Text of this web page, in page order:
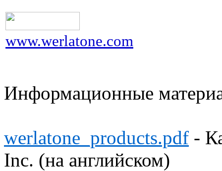
www.werlatone.com
Информационные
werlatone_products.pdf -
Inc. (на английском)